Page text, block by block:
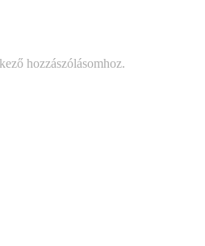
hozzászólásomhoz.